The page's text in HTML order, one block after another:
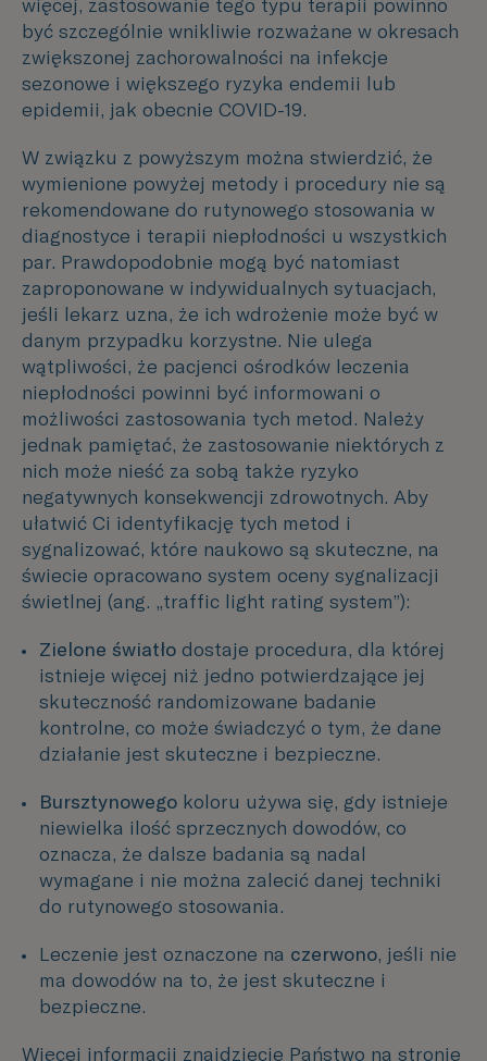
więcej, zastosowanie tego typu terapii powinno
być szczególnie wnikliwie rozważane w okresach
zwiększonej zachorowalności na infekcje
sezonowe i większego ryzyka endemii lub
epidemii, jak obecnie COVID-19.
W związku z powyższym można stwierdzić, że
wymienione powyżej metody i procedury nie są
rekomendowane do rutynowego stosowania w
diagnostyce i terapii niepłodności u wszystkich
par. Prawdopodobnie mogą być natomiast
zaproponowane w indywidualnych sytuacjach,
jeśli lekarz uzna, że ich wdrożenie może być w
danym przypadku korzystne. Nie ulega
wątpliwości, że pacjenci ośrodków leczenia
niepłodności powinni być informowani o
możliwości zastosowania tych metod. Należy
jednak pamiętać, że zastosowanie niektórych z
nich może nieść za sobą także ryzyko
negatywnych konsekwencji zdrowotnych. Aby
ułatwić Ci identyfikację tych metod i
sygnalizować, które naukowo są skuteczne, na
świecie opracowano system oceny sygnalizacji
świetlnej (ang. „traffic light rating system”):
Zielone światło dostaje procedura, dla której
istnieje więcej niż jedno potwierdzające jej
skuteczność randomizowane badanie
kontrolne, co może świadczyć o tym, że dane
działanie jest skuteczne i bezpieczne.
Bursztynowego koloru używa się, gdy istnieje
niewielka ilość sprzecznych dowodów, co
oznacza, że dalsze badania są nadal
wymagane i nie można zalecić danej techniki
do rutynowego stosowania.
Leczenie jest oznaczone na czerwono, jeśli nie
ma dowodów na to, że jest skuteczne i
bezpieczne.
Więcej informacji znajdziecie Państwo na stronie